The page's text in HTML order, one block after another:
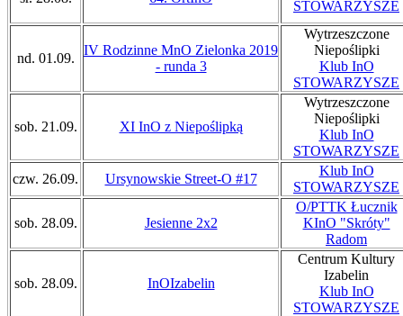
STOWARZYSZE
nd. 01.09.
IV Rodzinne MnO Zielonka 2019
- runda 3
Wytrzeszczone
Niepoślipki
Klub InO
STOWARZYSZE
sob. 21.09. XI InO z Niepoślipką
Wytrzeszczone
Niepoślipki
Klub InO
STOWARZYSZE
czw. 26.09.
Ursynowskie Street-O #17
Klub InO
STOWARZYSZE
sob. 28.09. Jesienne 2x2
O/PTTK Łucznik
KInO "Skróty"
Radom
sob. 28.09. InOIzabelin
Centrum Kultury
Izabelin
Klub InO
STOWARZYSZE